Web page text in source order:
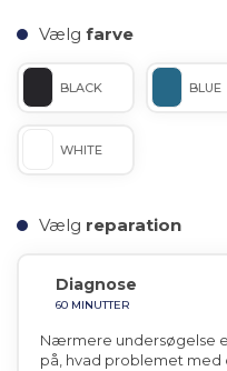
Vælg farve
BLACK BLUE
WHITE
Vælg reparation
Diagnose
60 MINUTTER
Nærmere undersøgelse
på, hvad problemet med